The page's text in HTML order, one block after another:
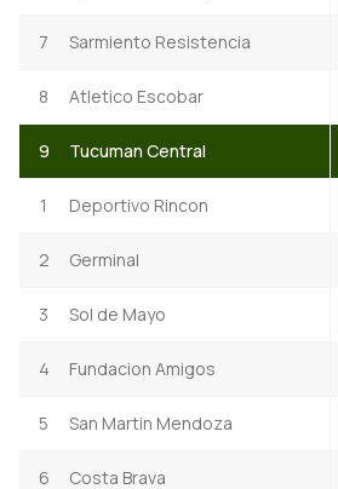
7 Sarmiento Resistencia
8 Atletico Escobar
9 Tucuman Central
1 Deportivo Rincon
2 Germinal
3 Sol de Mayo
4 Fundacion Amigos
5 San Martin Mendoza
6 Costa Brava